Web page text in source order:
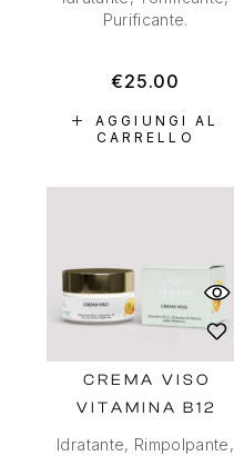
AGGIUNGI AL
CARRELLO
Purificante.
€25.00
CREMA VISO
VITAMINA B12
Idratante, Rimpolpante,